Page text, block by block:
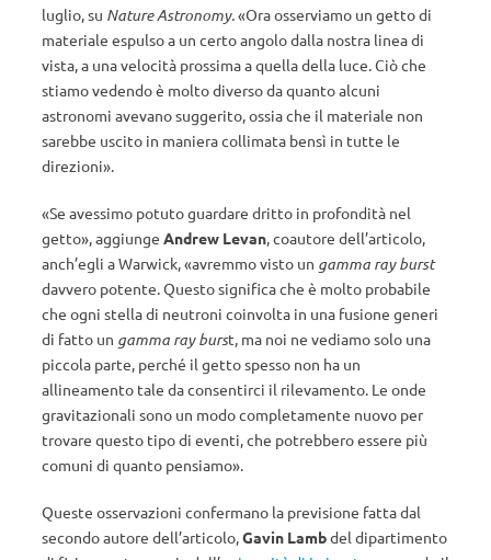
luglio, su Nature Astronomy.«Ora osserviamo un getto di
materiale espulso a un certo angolo dalla nostra linea di
vista, a una velocità prossima a quella della luce. Ciò che
stiamo vedendo è molto diverso da quanto alcuni
astronomi avevano suggerito, ossia che il materiale non
sarebbe uscito in maniera collimata bensì in tutte le
direzioni».
«Se avessimo potuto guardare dritto in profondità nel
getto», aggiunge Andrew Levan, coautore dell’articolo,
anch’egli a Warwick, «avremmo visto un gamma ray burst
davvero potente. Questo significa che è molto probabile
che ogni stella di neutroni coinvolta in una fusione generi
di fatto un gamma ray burst, ma noi ne vediamo solo una
piccola parte, perché il getto spesso non ha un
allineamento tale da consentirci il rilevamento. Le onde
gravitazionali sono un modo completamente nuovo per
trovare questo tipo di eventi, che potrebbero essere più
comuni di quanto pensiamo».
Queste osservazioni confermano la previsione fatta dal
secondo autore dell’articolo,Gavin Lambdel dipartimento